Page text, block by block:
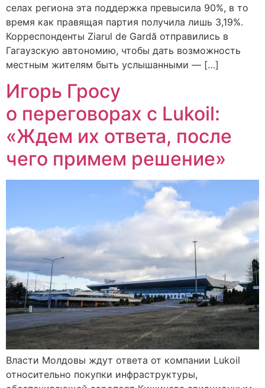
селах региона эта поддержка превысила 90%, в то
время как правящая партия получила лишь 3,19%.
Корреспонденты Ziarul de Gardă отправились в
Гагаузскую автономию, чтобы дать возможность
местным жителям быть услышанными — […]
Игорь Гросу
о переговорах с Lukoil:
«Ждем их ответа, после
чего примем решение»
Власти Молдовы ждут ответа от компании Lukoil
относительно покупки инфраструктуры,